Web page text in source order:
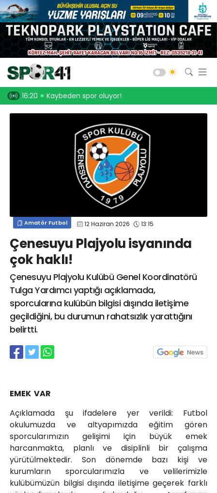
Kaybeden spor oluyor!
Amatör Futbol 12 Haziran 2026 13:15
Çenesuyu Plajyolu isyanında
çok haklı!
Çenesuyu Plajyolu Kulübü Genel Koordinatörü
Tulga Yardımcı yaptığı açıklamada,
sporcularına kulübün bilgisi dışında iletişime
geçildiğini, bu durumun rahatsızlık yarattığını
belirtti.
EMEK VAR
Açıklamada şu ifadelere yer verildi: Futbol
okulumuzda ve altyapımızda eğitim gören
sporcularımızın gelişimi için büyük emek
harcanmakta, planlı ve disiplinli bir çalışma
yürütülmektedir. Son dönemde bazı kişi ve
kurumların sporcularımızla ve velilerimizle
kulübümüzün bilgisi dışında iletişime geçerek farklı
Kocaelispor
Gölcük
Bld. Derince
Darıca GB.
Salon Sporları
Okul Sporları
Web TV
info@spor41.com